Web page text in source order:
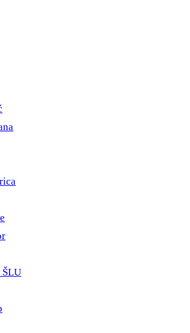
ŠLU